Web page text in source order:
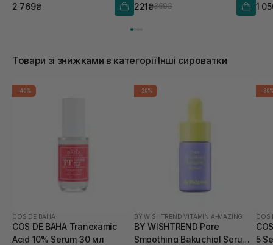
2 769₴ 221₴369₴ 1
Товари зі знижками в категорії Інші сироватки
-40%
COS DE BAHA
COS DE BAHA Tranexamic
Acid 10% Serum 30 мл
-20%
BY WISHTREND |VITAMIN A-MAZING
BY WISHTREND Pore
Smoothing Bakuchiol Serum
-
COS
5